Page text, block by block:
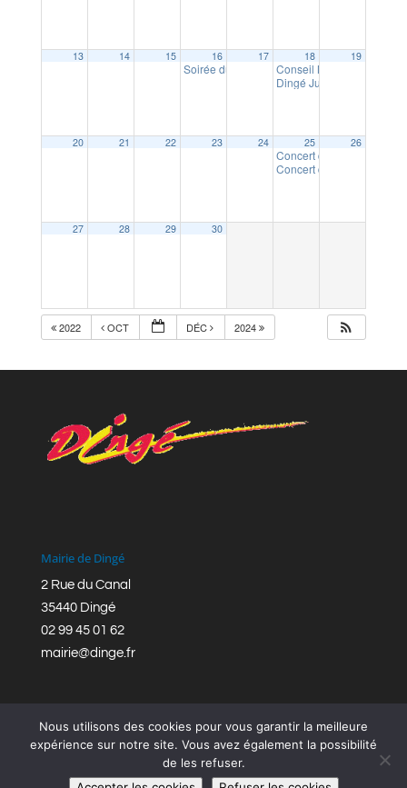
13 14 15 16
Soirée du Beaujolais Nouveau
17 18
Conseil Municipal des
Dingé Jumelage : soirée
19
20 21 22 23 24 25
Concert de l’orchestre
Concert de l’orchestre
26
27 28 29 30
2022 OCT DÉC 2024
Mairie de Dingé
2 Rue du Canal
35440 Dingé
02 99 45 01 62
mairie@dinge.fr
Réalisation © Mairie de Dingé,Bretagne Romantique
Nous utilisons des cookies pour vous garantir la meilleure
expérience sur notre site. Vous avez également la possibilité
de les refuser.